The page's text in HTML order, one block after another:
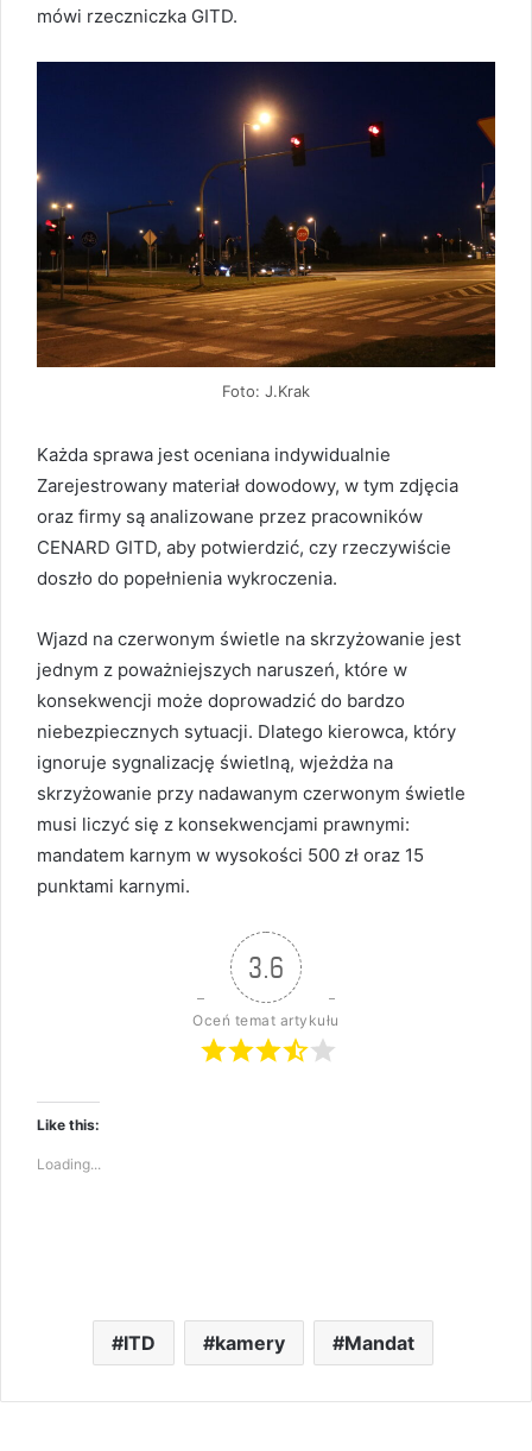
mówi rzeczniczka GITD.
Foto: J.Krak
Każda sprawa jest oceniana indywidualnie
Zarejestrowany materiał dowodowy, w tym zdjęcia
oraz firmy są analizowane przez pracowników
CENARD GITD, aby potwierdzić, czy rzeczywiście
doszło do popełnienia wykroczenia.
Wjazd na czerwonym świetle na skrzyżowanie jest
jednym z poważniejszych naruszeń, które w
konsekwencji może doprowadzić do bardzo
niebezpiecznych sytuacji. Dlatego kierowca, który
ignoruje sygnalizację świetlną, wjeżdża na
skrzyżowanie przy nadawanym czerwonym świetle
musi liczyć się z konsekwencjami prawnymi:
mandatem karnym w wysokości 500 zł oraz 15
punktami karnymi.
3.6
Oceń temat artykułu
Like this:
Loading...
ITD kamery Mandat